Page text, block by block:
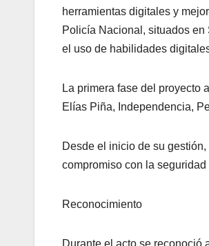
herramientas digitales y
Policía Nacional, situados
el uso de habilidades
La primera fase del proyecto
Elías Piña, Independencia,
Desde el inicio de su
compromiso con la
Reconocimiento